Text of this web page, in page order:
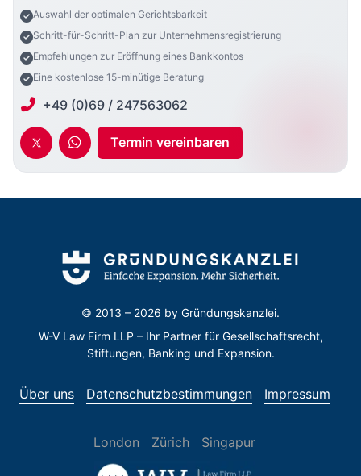
Auswahl der optimalen Gerichtsbarkeit
Schritt-für-Schritt-Plan zur Unternehmensregistrierung
Empfehlungen zur Eröffnung eines Bankkontos
Eine kostenlose 15-minütige Beratung
+49 (0)69 / 247563062
Termin vereinbaren
© 2013 – 2026 by Gründungskanzlei.
W-V Law Firm LLP – Ihr Partner für Gesellschaftsrecht,
Stiftungen, Banking und Expansion.
Über uns Datenschutzbestimmungen Impressum
London Zürich Singapur